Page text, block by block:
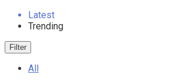
Latest
Trending
Filter
All